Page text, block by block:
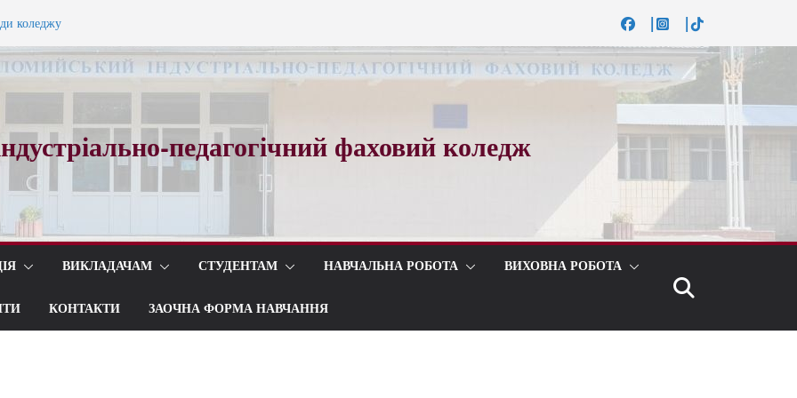
коледжу
вальсу…
педагогічний фаховий коледж
ВИКЛАДАЧАМ СТУДЕНТАМ НАВЧАЛЬНА РОБОТА ВИХОВНА РОБОТА
КОНТАКТИ ЗАОЧНА ФОРМА НАВЧАННЯ